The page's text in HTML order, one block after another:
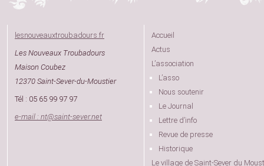
lesnouveauxtroubadours.fr
Les Nouveaux Troubadours
Maison Coubez
12370 Saint-Sever-du-Moustier
Tél : 05 65 99 97 97
e-mail : nt@saint-sever.net
Accueil
Actus
L’association
L’asso
Nous soutenir
Le Journal
Lettre d’info
Revue de presse
Historique
Le village de Saint-Sever du